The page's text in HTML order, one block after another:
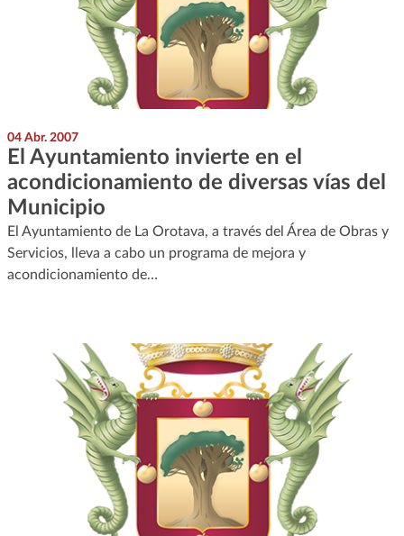
04 Abr. 2007
El Ayuntamiento invierte en el
acondicionamiento de diversas vías del
Municipio
El Ayuntamiento de La Orotava, a través del Área de Obras y
Servicios, lleva a cabo un programa de mejora y
acondicionamiento de…